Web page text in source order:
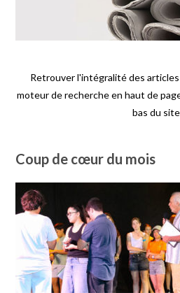
Retrouver l'intégralité des articles
moteur de recherche en haut de
bas du
Coup de cœur du mois